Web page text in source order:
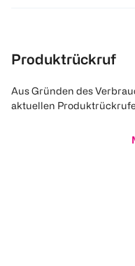
Produktrückruf
Aus Gründen des
aktuellen